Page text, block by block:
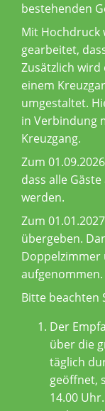
bestehenden
Mit Hochdruck
gearbeitet,
Zusätzlich wird
einem
umgestaltet.
in Verbindung
Kreuzgang.
Zum
dass alle
werden.
Zum
übergeben.
Doppelzimmer
aufgenommen.
Bitte beachten
Der
über die
täglich
geöffnet,
14.00 Uhr.